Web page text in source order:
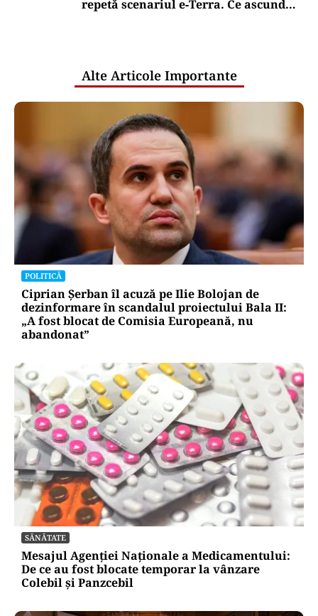
repetă scenariul e‑Terra. Ce ascund
Alte Articole Importante
POLITICĂ
Ciprian Șerban îl acuză pe Ilie Bolojan de
dezinformare în scandalul proiectului Bala II:
„A fost blocat de Comisia Europeană, nu
abandonat”
SĂNĂTATE
Mesajul Agenției Naționale a Medicamentului:
De ce au fost blocate temporar la vânzare
Colebil și Panzcebil